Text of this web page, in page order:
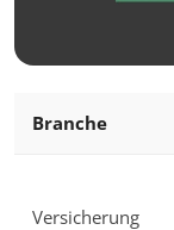
Branche
Versicherung